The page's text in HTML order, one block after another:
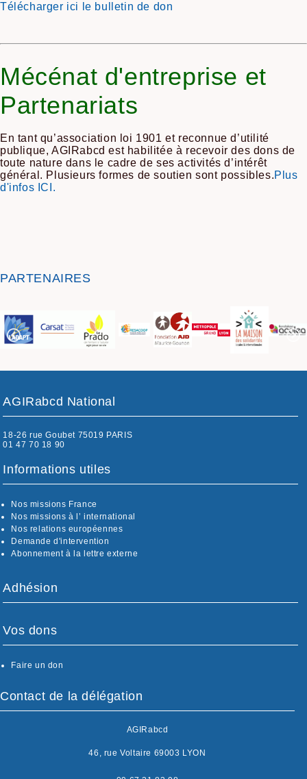
Télécharger ici le bulletin de don
Mécénat d'entreprise et
Partenariats
En tant qu’association loi 1901 et reconnue d’utilité
publique, AGIRabcd est habilitée à recevoir des dons de
toute nature dans le cadre de ses activités d’intérêt
général. Plusieurs formes de soutien sont possibles.Plus
d'infos ICI.
PARTENAIRES
AGIRabcd National
18-26 rue Goubet 75019 PARIS
01 47 70 18 90
Informations utiles
Nos missions France
Nos missions à l’ international
Nos relations européennes
Demande d'intervention
Abonnement à la lettre externe
Adhésion
Vos dons
Faire un don
Contact de la délégation
AGIRabcd
46, rue Voltaire 69003 LYON